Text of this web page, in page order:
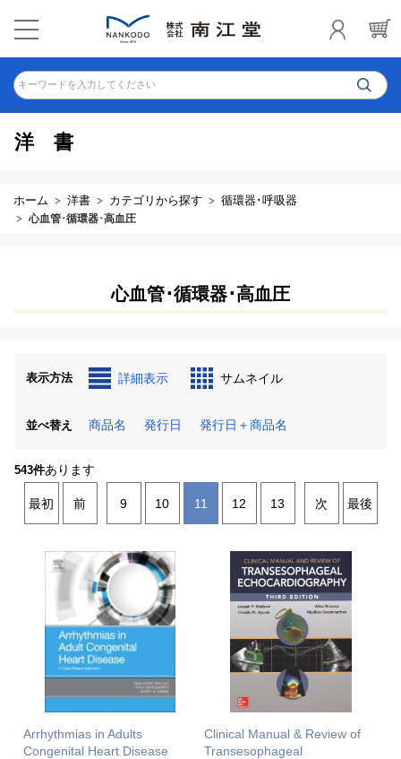
キーワードを入力してください
洋書
ホーム 洋書 カテゴリから探す 循環器･呼吸器
心血管･循環器･高血圧
心血管･循環器･高血圧
表示方法 詳細表示 サムネイル
並べ替え 商品名 発行日 発行日＋商品名
543件あります
最初 前 9 10 11 12 13 次 最後
Arrhythmias in Adults
Congenital Heart Disease
Clinical Manual & Review of
Transesophageal